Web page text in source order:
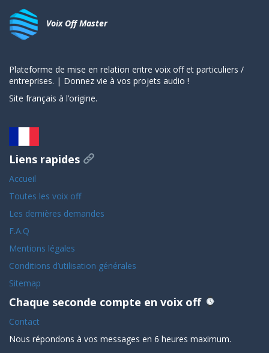
Voix Off Master
Plateforme de mise en relation entre voix off et particuliers /
entreprises. | Donnez vie à vos projets audio !
Site français à l’origine.
Liens rapides
Accueil
Toutes les voix off
Les dernières demandes
F.A.Q
Mentions légales
Conditions d’utilisation générales
Sitemap
Chaque seconde compte en voix off
Contact
Nous répondons à vos messages en 6 heures maximum.